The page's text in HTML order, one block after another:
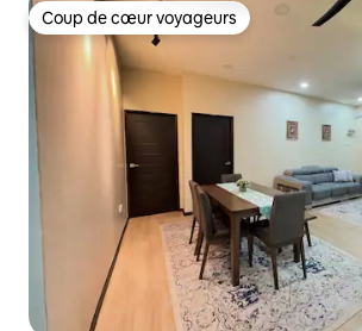
Coup de cœur voyageurs
Coup de cœur voyageurs